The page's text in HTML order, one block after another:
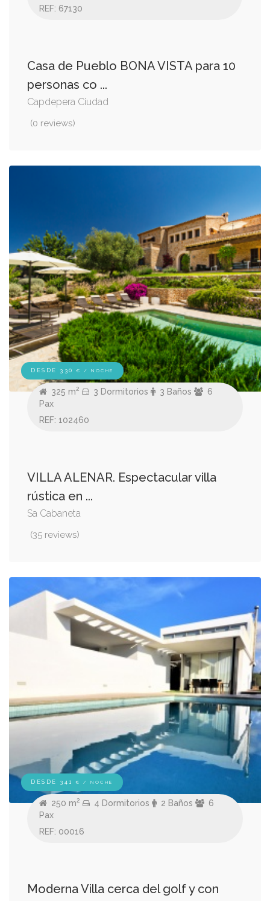
REF: 67130
Casa de Pueblo BONA VISTA para 10
personas co ...
Capdepera Ciudad
(0 reviews)
DESDE 330 € / NOCHE
325 m2 3 Dormitorios 3 Baños
6
Pax
REF: 102460
VILLA ALENAR. Espectacular villa
rústica en ...
Sa Cabaneta
(35 reviews)
DESDE 341 € / NOCHE
250 m2 4 Dormitorios 2 Baños
6
Pax
REF: 00016
Moderna Villa cerca del golf y con